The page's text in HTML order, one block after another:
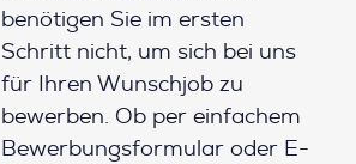
benötigen Sie im ersten
Schritt nicht, um sich bei uns
für Ihren Wunschjob zu
bewerben. Ob per einfachem
Bewerbungsformular oder E-